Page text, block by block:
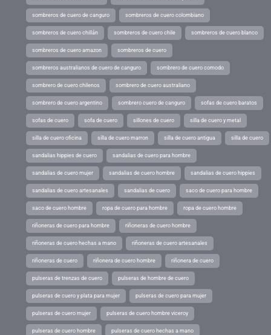
sombreros de cuero de canguro sombreros de cuero colombiano
sombreros de cuero chillán sombreros de cuero chile sombreros de cuero blanco
sombreros de cuero amazon sombreros de cuero
sombreros australianos de cuero de canguro sombrero de cuero comodo
sombrero de cuero chilenos sombrero de cuero australiano
sombrero de cuero argentino sombrero cuero de canguro sofas de cuero baratos
sofas de cuero sofa de cuero sillones de cuero silla de cuero y metal
silla de cuero oficina silla de cuero marron silla de cuero antigua silla de cuero
sandalias hippies de cuero sandalias de cuero para hombre
sandalias de cuero mujer sandalias de cuero hombre sandalias de cuero hippies
sandalias de cuero artesanales sandalias de cuero saco de cuero para hombre
saco de cuero hombre ropa de cuero para hombre ropa de cuero hombre
riñoneras de cuero para hombre riñoneras de cuero hombre
riñoneras de cuero hechas a mano riñoneras de cuero artesanales
riñoneras de cuero riñonera de cuero hombre riñonera de cuero
pulseras de trenzas de cuero pulseras de hombre de cuero
pulseras de cuero y plata para mujer pulseras de cuero para mujer
pulseras de cuero mujer pulseras de cuero hombre viceroy
pulseras de cuero hombre pulseras de cuero hechas a mano